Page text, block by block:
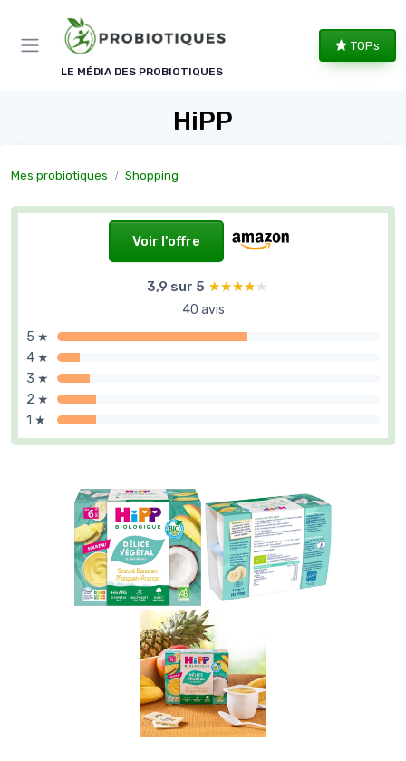
LE MÉDIA DES PROBIOTIQUES
TOPs
HiPP
Mes probiotiques Shopping
Voir l'offre
3,9 sur 5 ★★★★★
★★★★★
40 avis
5 ★
4 ★
3 ★
2 ★
1 ★